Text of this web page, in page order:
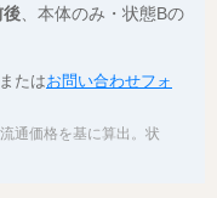
後 、本体のみ・状態Bの
たはお問い合わせフォ
通価格を基に算出。状